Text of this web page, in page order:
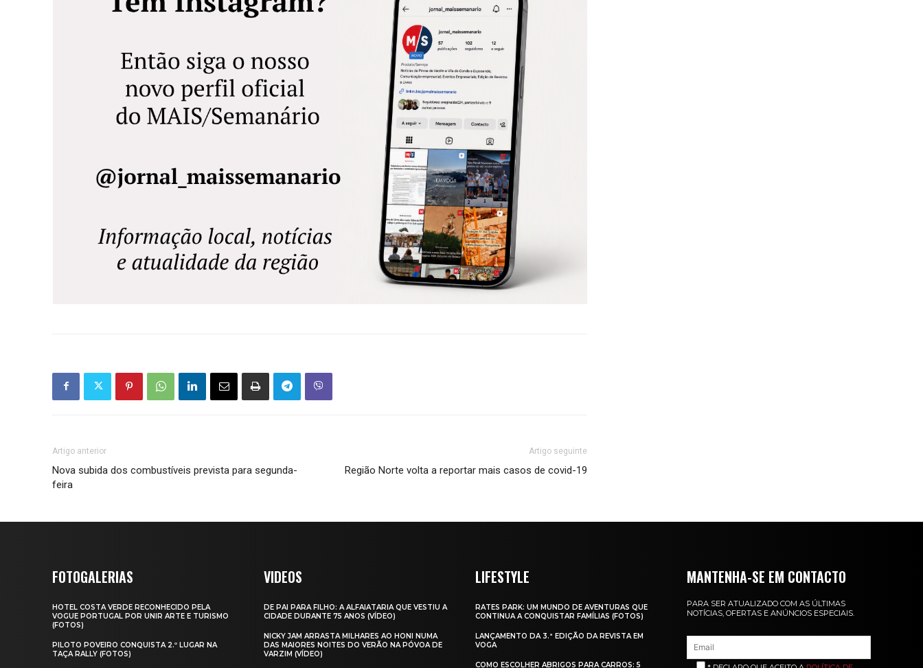
Artigo anterior
Nova subida dos combustíveis prevista para segunda-
feira
Artigo seguinte
Região Norte volta a reportar mais casos de covid-19
FOTOGALERIAS
HOTEL COSTA VERDE RECONHECIDO PELA
VOGUE PORTUGAL POR UNIR ARTE E TURISMO
(FOTOS)
PILOTO POVEIRO CONQUISTA 2.º LUGAR NA
TAÇA RALLY (FOTOS)
VIDEOS
DE PAI PARA FILHO: A ALFAIATARIA QUE VESTIU A
CIDADE DURANTE 75 ANOS (VÍDEO)
NICKY JAM ARRASTA MILHARES AO HONI NUMA
DAS MAIORES NOITES DO VERÃO NA PÓVOA DE
VARZIM (VÍDEO)
LIFESTYLE
RATES PARK: UM MUNDO DE AVENTURAS QUE
CONTINUA A CONQUISTAR FAMÍLIAS (FOTOS)
LANÇAMENTO DA 3.ª EDIÇÃO DA REVISTA EM
VOGA
COMO ESCOLHER ABRIGOS PARA CARROS: 5
MANTENHA-SE EM CONTACTO
PARA SER ATUALIZADO COM AS ÚLTIMAS
NOTÍCIAS, OFERTAS E ANÚNCIOS ESPECIAIS.